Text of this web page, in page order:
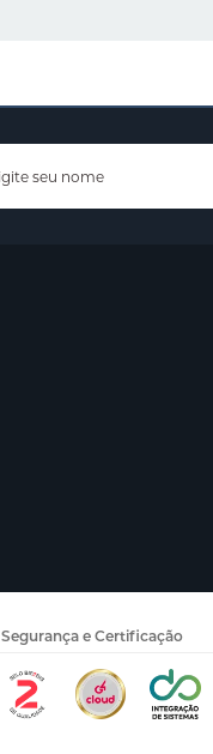
Segurança e Certificação